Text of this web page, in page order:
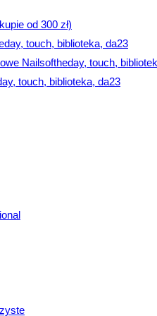
od 300 zł)
touch, biblioteka, da23
Nailsoftheday, touch,
touch, biblioteka, da23